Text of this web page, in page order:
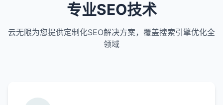
专业SEO技术
云无限为您提供定制化SEO解决方案，覆盖搜索引擎优化全
领域